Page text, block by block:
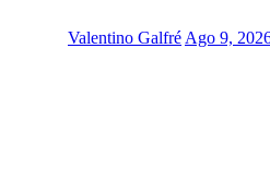
Valentino Galfré Ago 9,